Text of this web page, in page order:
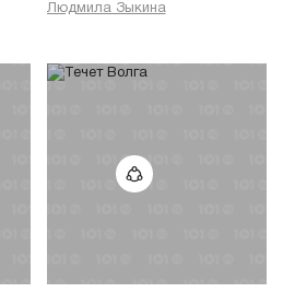
Людмила Зыкина